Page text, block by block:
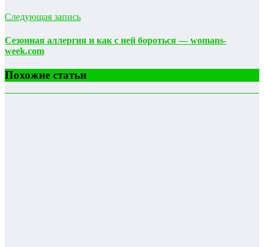
Следующая запись
Сезонная аллергия и как с ней бороться — womans-
week.com
Похожие статьи